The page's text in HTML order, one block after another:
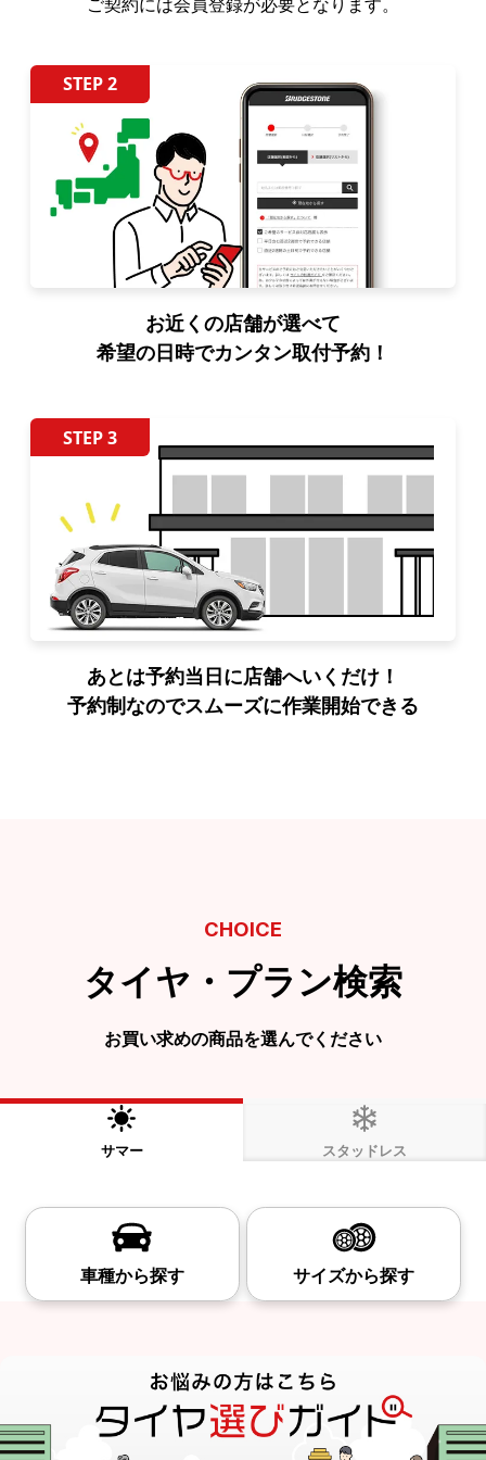
STEP 2
お近くの店舗が選べて
希望の日時でカンタン取付予約！
STEP 3
あとは予約当日に店舗へいくだけ！
予約制なのでスムーズに作業開始できる
CHOICE
タイヤ・プラン検索
お買い求めの商品を選んでください
サマー スタッドレス
車種から探す サイズから探す